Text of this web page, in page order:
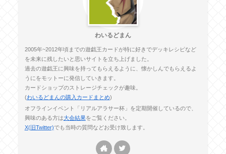
わいるどまん
2005年~2012年頃までの遊戯王カードが特に好きでデッキレシピなど
を未来に残したいと思いサイトを立ち上げました。
過去の遊戯王に興味を持ってもらえるように、懐かしんでもらえるよ
うにをモットーに発信していきます。
カードショップのストレージチェックが趣味。
(わいるどまんの購入カードまとめ)
オフラインイベント「リアルアラサー杯」を定期開催しているので、
興味のある方は大会結果をご覧ください。
X(旧Twitter)でも当時の質問などお受け致します。